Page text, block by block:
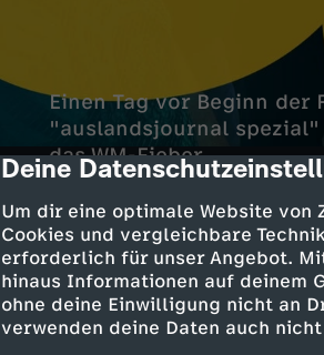
cmp-dialog-
Deine
Um dir eine optimale Website von
Cookies und vergleichbare
erforderlich für unser Angebot.
hinaus Informationen auf deinem
ohne deine Einwilligung nicht an
verwenden deine Daten auch
Einen Tag vor Beginn der
"auslandsjournal
das WM-Fieber.
Sie ist unterwegs in
des WM-Auftakts.
Alica Jung zeigt die
von Xochimilco und dem
Trikot-Markt und geht